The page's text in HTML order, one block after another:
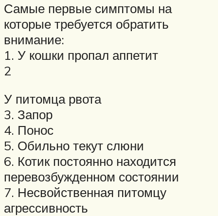
Самые первые симптомы на
которые требуется обратить
внимание:
1. У кошки пропал аппетит
2
У питомца рвота
3. Запор
4. Понос
5. Обильно текут слюни
6. Котик постоянно находится
перевозбужденном состоянии
7. Несвойственная питомцу
агрессивность